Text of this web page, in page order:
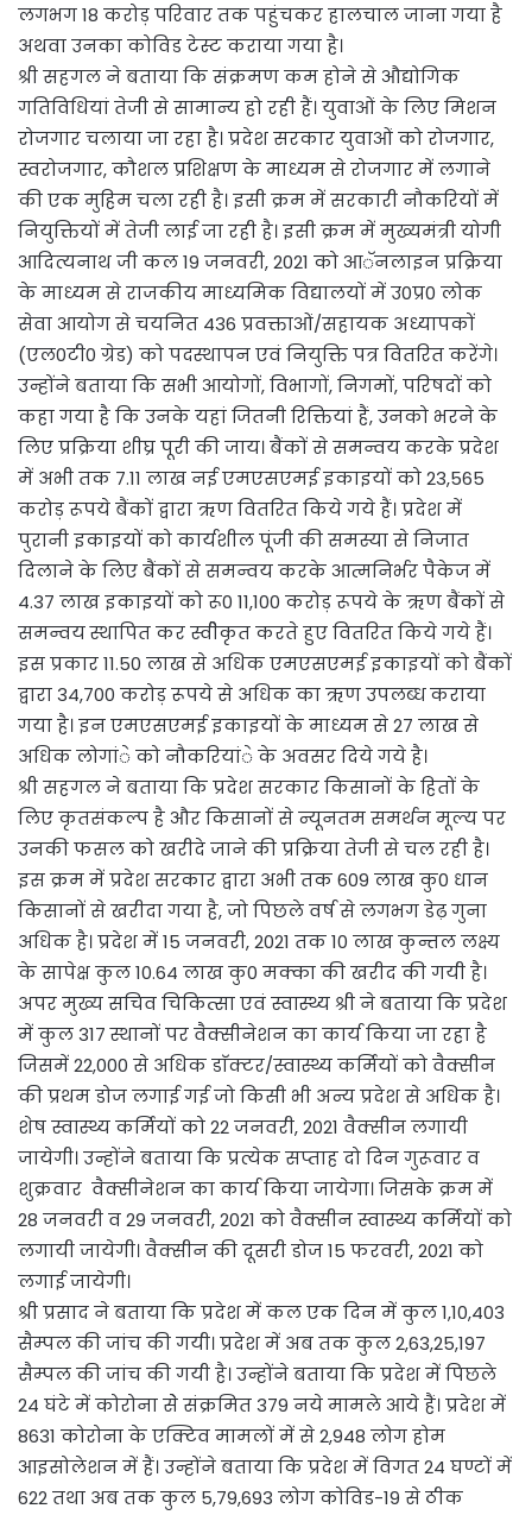
लगभग 18 करोड़ परिवार तक पहुंचकर हालचाल जाना गया है
अथवा उनका कोविड टेस्ट कराया गया है।
श्री सहगल ने बताया कि संक्रमण कम होने से औद्योगिक
गतिविधियां तेजी से सामान्य हो रही हैं। युवाओं के लिए मिशन
रोजगार चलाया जा रहा है। प्रदेश सरकार युवाओं को रोजगार,
स्वरोजगार, कौशल प्रशिक्षण के माध्यम से रोजगार में लगाने
की एक मुहिम चला रही है। इसी क्रम में सरकारी नौकरियों में
नियुक्तियों में तेजी लाई जा रही है। इसी क्रम में मुख्यमंत्री योगी
आदित्यनाथ जी कल 19 जनवरी, 2021 को आॅनलाइन प्रक्रिया
के माध्यम से राजकीय माध्यमिक विद्यालयों में उ0प्र0 लोक
सेवा आयोग से चयनित 436 प्रवक्ताओं/सहायक अध्यापकों
(एल0टी0 ग्रेड) को पदस्थापन एवं नियुक्ति पत्र वितरित करेंगे।
उन्होंने बताया कि सभी आयोगों, विभागों, निगमों, परिषदों को
कहा गया है कि उनके यहां जितनी रिक्तियां हैं, उनको भरने के
लिए प्रक्रिया शीघ्र पूरी की जाय। बैंकों से समन्वय करके प्रदेश
में अभी तक 7.11 लाख नई एमएसएमई इकाइयों को 23,565
करोड़ रूपये बैंकों द्वारा ऋण वितरित किये गये हैं। प्रदेश में
पुरानी इकाइयों को कार्यशील पूंजी की समस्या से निजात
दिलाने के लिए बैंकों से समन्वय करके आत्मनिर्भर पैकेज में
4.37 लाख इकाइयों को रू0 11,100 करोड़ रूपये के ऋण बैंकों से
समन्वय स्थापित कर स्वीेकृत करते हुए वितरित किये गये हैं।
इस प्रकार 11.50 लाख से अधिक एमएसएमई इकाइयों को बैंकों
द्वारा 34,700 करोड़ रूपये से अधिक का ऋण उपलब्ध कराया
गया है। इन एमएसएमई इकाइयों के माध्यम से 27 लाख से
अधिक लोगांे को नौकरियांे के अवसर दिये गये है।
श्री सहगल ने बताया कि प्रदेश सरकार किसानों के हितों के
लिए कृतसंकल्प है और किसानों से न्यूनतम समर्थन मूल्य पर
उनकी फसल को खरीदे जाने की प्रक्रिया तेजी से चल रही है।
इस क्रम में प्रदेश सरकार द्वारा अभी तक 609 लाख कु0 धान
किसानों से खरीदा गया है, जो पिछले वर्ष से लगभग डेढ़ गुना
अधिक है। प्रदेश में 15 जनवरी, 2021 तक 10 लाख कुन्तल लक्ष्य
के सापेक्ष कुल 10.64 लाख कु0 मक्का की खरीद की गयी है।
अपर मुख्य सचिव चिकित्सा एवं स्वास्थ्य श्री ने बताया कि प्रदेश
में कुल 317 स्थानों पर वैक्सीनेशन का कार्य किया जा रहा है
जिसमें 22,000 से अधिक डाॅक्टर/स्वास्थ्य कर्मियों को वैक्सीन
की प्रथम डोज लगाई गई जो किसी भी अन्य प्रदेश से अधिक है।
शेष स्वास्थ्य कर्मियों को 22 जनवरी, 2021 वैक्सीन लगायी
जायेगी। उन्होंने बताया कि प्रत्येक सप्ताह दो दिन गुरूवार व
शुक्रवार वैक्सीनेशन का कार्य किया जायेगा। जिसके क्रम में
28 जनवरी व 29 जनवरी, 2021 को वैक्सीन स्वास्थ्य कर्मियों को
लगायी जायेगी। वैक्सीन की दूसरी डोज 15 फरवरी, 2021 को
लगाई जायेगी।
श्री प्रसाद ने बताया कि प्रदेश में कल एक दिन में कुल 1,10,403
सैम्पल की जांच की गयी। प्रदेश में अब तक कुल 2,63,25,197
सैम्पल की जांच की गयी है। उन्होंने बताया कि प्रदेश में पिछले
24 घंटे में कोरोना सेे संक्रमित 379 नये मामले आये हैं। प्रदेश में
8631 कोरोना के एक्टिव मामलों में से 2,948 लोग होम
आइसोलेशन में हैं। उन्होंने बताया कि प्रदेश में विगत 24 घण्टों में
622 तथा अब तक कुल 5,79,693 लोग कोविड-19 से ठीक